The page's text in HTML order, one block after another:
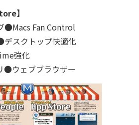
】
●Macs Fan Control
スクトップ快適化
強化
●ウェブブラウザー